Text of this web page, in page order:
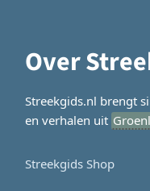
Over
Streekgids.nl brengt
en verhalen uit
Streekgids Shop